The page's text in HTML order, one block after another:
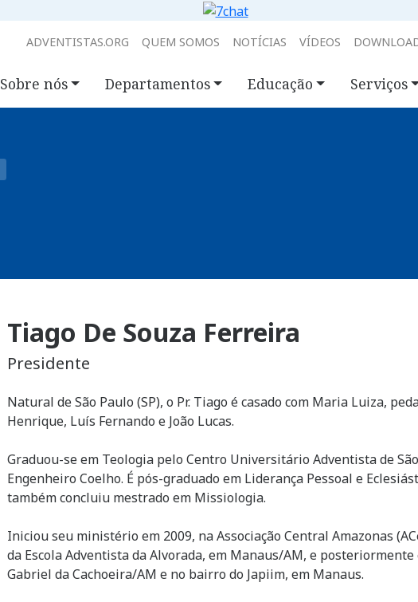
ADVENTISTAS.ORG QUEM SOMOS NOTÍCIAS VÍDEOS
Sobre nós Departamentos Educação Serviços
Tiago De Souza Ferreira
Presidente
Natural de São Paulo (SP), o Pr. Tiago é casado com Maria Luiza,
Henrique, Luís Fernando e João Lucas.
Graduou-se em Teologia pelo Centro Universitário Adventista de
Engenheiro Coelho. É pós-graduado em Liderança Pessoal e
também concluiu mestrado em Missiologia.
Iniciou seu ministério em 2009, na Associação Central Amazonas
da Escola Adventista da Alvorada, em Manaus/AM, e
Gabriel da Cachoeira/AM e no bairro do Japiim, em Manaus.